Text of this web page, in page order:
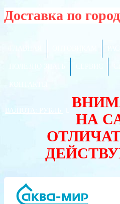
Доставка по
ВАЛЮТА:
НА